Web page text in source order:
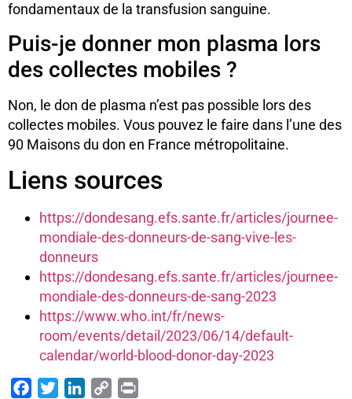
fondamentaux de la transfusion sanguine.
Puis-je donner mon plasma lors
des collectes mobiles ?
Non, le don de plasma n’est pas possible lors des
collectes mobiles. Vous pouvez le faire dans l’une des
90 Maisons du don en France métropolitaine.
Liens sources
https://dondesang.efs.sante.fr/articles/journee-
mondiale-des-donneurs-de-sang-vive-les-
donneurs
https://dondesang.efs.sante.fr/articles/journee-
mondiale-des-donneurs-de-sang-2023
https://www.who.int/fr/news-
room/events/detail/2023/06/14/default-
calendar/world-blood-donor-day-2023
FacebookTwitterLinkedIn
Copy